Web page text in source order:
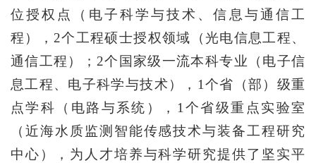
位授权点（电子科学与技术、信息与通信工
程），2个工程硕士授权领域（光电信息工程、
通信工程）；2个国家级一流本科专业（电子信
息工程、电子科学与技术），1个省（部）级重
点学科（电路与系统），1个省级重点实验室
（近海水质监测智能传感技术与装备工程研究
中心），为人才培养与科学研究提供了坚实平